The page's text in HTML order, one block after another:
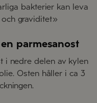
bakterier kan leva
graviditet»
parmesanost
i nedre delen av kylen
Osten håller i ca 3